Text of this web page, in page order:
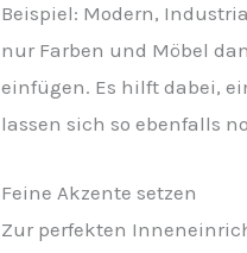
Beispiel: Modern,
nur Farben und Möbel
einfügen. Es hilft dabei,
lassen sich so ebenfalls
Feine Akzente setzen
Zur perfekten